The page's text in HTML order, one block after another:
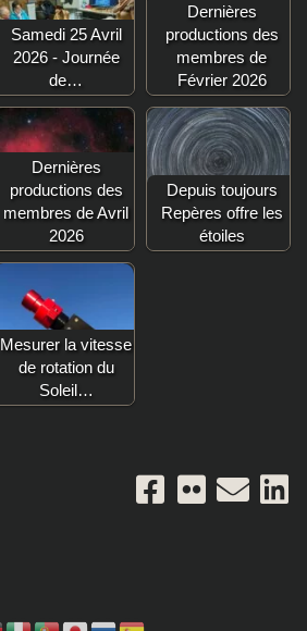
Samedi 25 Avril
2026 - Journée
de…
Dernières
productions des
membres de
Février 2026
Dernières
productions des
membres de Avril
2026
Depuis toujours
Repères offre les
étoiles
Mesurer la vitesse
de rotation du
Soleil…